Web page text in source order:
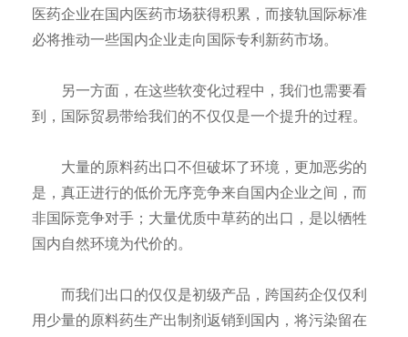
医药企业在国内医药市场获得积累，而接轨国际标准
必将推动一些国内企业走向国际专利新药市场。
另一方面，在这些软变化过程中，我们也需要看
到，国际贸易带给我们的不仅仅是一个提升的过程。
大量的原料药出口不但破坏了环境，更加恶劣的
是，真正进行的低价无序竞争来自国内企业之间，而
非国际竞争对手；大量优质中草药的出口，是以牺牲
国内自然环境为代价的。
而我们出口的仅仅是初级产品，跨国药企仅仅利
用少量的原料药生产出制剂返销到国内，将污染留在